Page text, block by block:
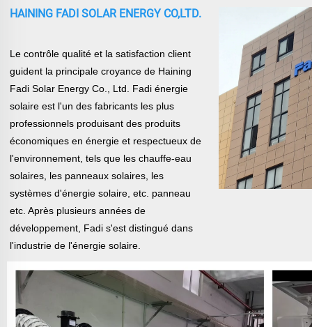
HAINING FADI SOLAR ENERGY CO,LTD.
Le contrôle qualité et la satisfaction client
guident la principale croyance de Haining
Fadi Solar Energy Co., Ltd. Fadi énergie
solaire est l'un des fabricants les plus
professionnels produisant des produits
économiques en énergie et respectueux de
l'environnement, tels que les chauffe-eau
solaires, les panneaux solaires, les
systèmes d'énergie solaire, etc. panneau
etc. Après plusieurs années de
développement, Fadi s'est distingué dans
l'industrie de l'énergie solaire.